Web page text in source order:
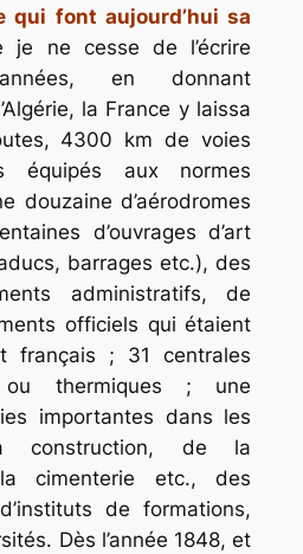
qui font aujourd’hui sa
je ne cesse de l’écrire
en donnant
la France y laissa
4300 km de voies
équipés aux normes
douzaine d’aérodromes
d’ouvrages d’art
barrages etc.), des
administratifs, de
officiels qui étaient
français ; 31 centrales
ou thermiques ; une
importantes dans les
construction, de la
cimenterie etc., des
de formations,
Dès l’année 1848, et